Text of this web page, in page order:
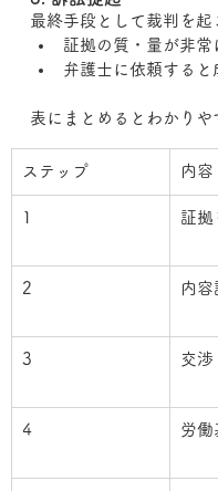
最終手段として裁判を起
証拠の質・量が非常
弁護士に依頼する
表にまとめるとわかりや
ステップ 内容
1 証拠
2 内容
3 交渉
4 労働